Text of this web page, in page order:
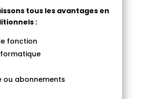
tous les avantages en
:
fonction
ou abonnements